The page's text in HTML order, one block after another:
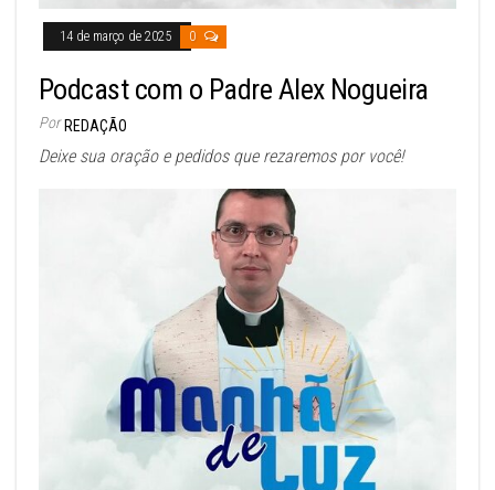
14 de março de 2025 0
Podcast com o Padre Alex Nogueira
Por REDAÇÃO
Deixe sua oração e pedidos que rezaremos por você!